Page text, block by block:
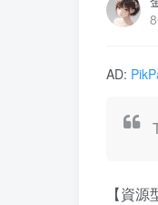
AD:
【資